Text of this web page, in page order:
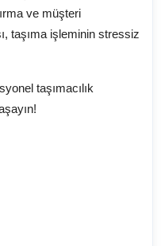
ve müşteri
taşıma işleminin stressiz
taşımacılık